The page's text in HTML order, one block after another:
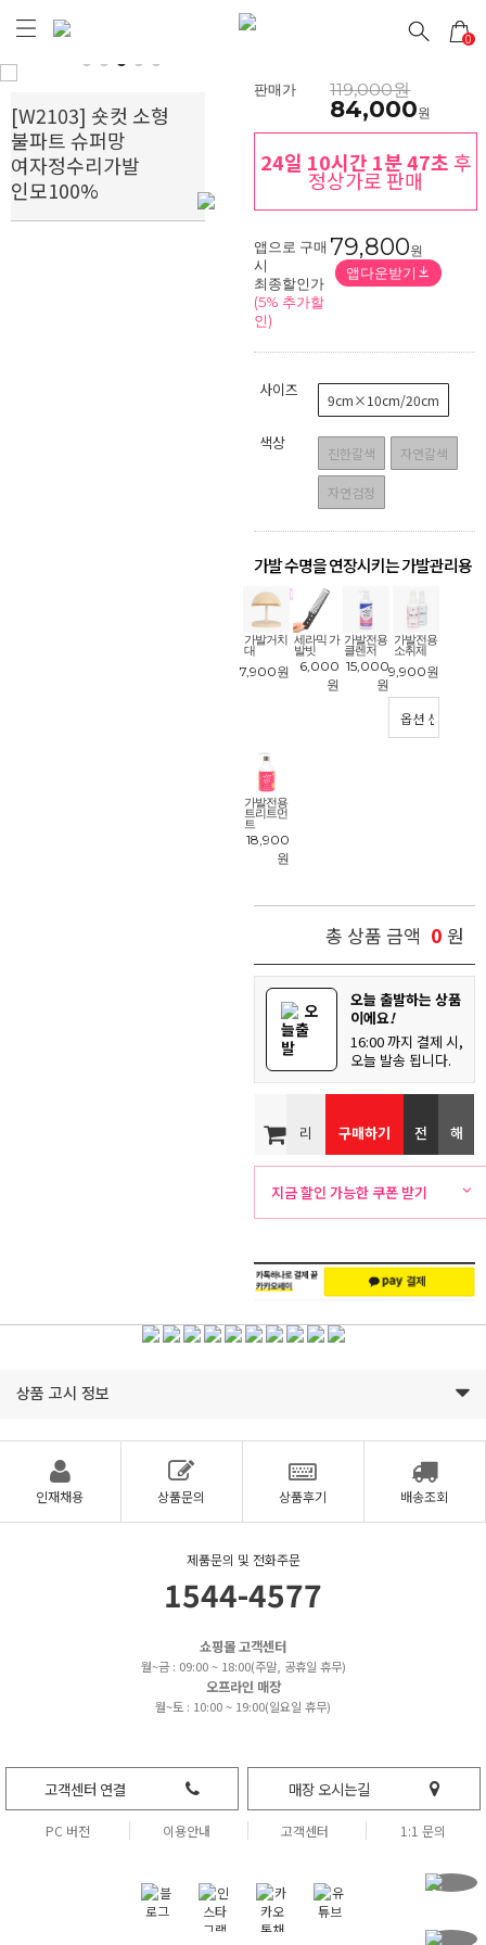
0
Next
[W2103] 숏컷 소형
불파트 슈퍼망
여자정수리가발
인모100%
판매가 119,000원
84,000원
24일 10시간 1분 47초 후
정상가로 판매
앱으로 구매
시
최종할인가
(5% 추가할
인)
79,800원
앱다운받기
사이즈
9cm×10cm/20cm
색상
진한갈색 자연갈색
자연검정
가발 수명을 연장시키는 가발관리용
품!
가발거치
대
7,900원
세라믹 가
발빗
6,000
원
가발전용
클렌저
15,000
원
가발전용
소취제
9,900원
가발전용
트리트먼
트
18,900
원
총 상품 금액 0 원
오
늘출
발
오늘 출발하는 상품
이에요!
16:00 까지 결제 시,
오늘 발송 됩니다.
리
뷰
구매하기 전
화
문
해
외
송
지금 할인 가능한 쿠폰 받기
상품 고시 정보
인재채용 상품문의 상품후기 배송조회
제품문의 및 전화주문
1544-4577
쇼핑몰 고객센터
월~금 : 09:00 ~ 18:00(주말, 공휴일 휴무)
오프라인 매장
월~토 : 10:00 ~ 19:00(일요일 휴무)
고객센터 연결 매장 오시는길
PC 버전 이용안내 고객센터 1:1 문의